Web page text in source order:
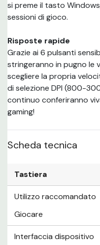
si preme il tasto
sessioni di gioco.
Risposte rapide
Grazie ai 6 pulsanti
stringeranno in pugno le
scegliere la propria
di selezione DPI (800-
continuo conferiranno
gaming!
Scheda tecnica
Tastiera
Utilizzo raccomandato
Giocare
Interfaccia dispositivo